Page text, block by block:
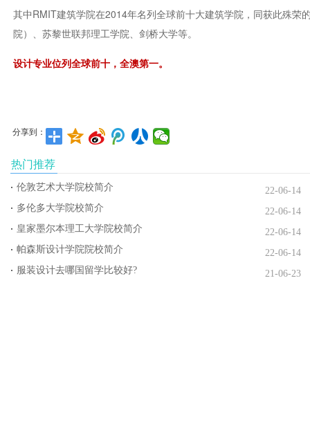
其中RMIT建筑学院在2014年名列全球前十大建筑学院，同获此殊荣
院）、苏黎世联邦理工学院、剑桥大学等。
设计专业位列全球前十，全澳第一。
分享到：
热门推荐
伦敦艺术大学院校简介
22-06-14
多伦多大学院校简介
22-06-14
皇家墨尔本理工大学院校简介
22-06-14
帕森斯设计学院院校简介
22-06-14
服装设计去哪国留学比较好?
21-06-23